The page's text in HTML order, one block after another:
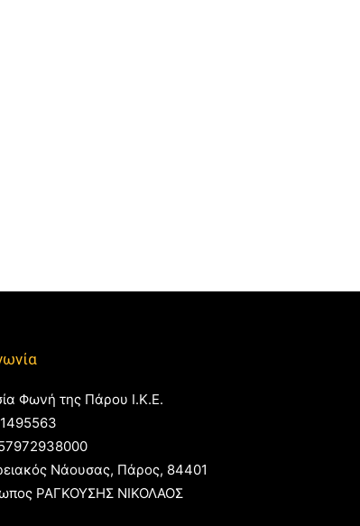
Φωνή της Πάρου Ι.Κ.Ε.
Νάουσας, Πάρος, 84401
ΡΑΓΚΟΥΣΗΣ ΝΙΚΟΛΑΟΣ